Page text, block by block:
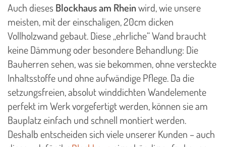
Auch dieses Blockhaus am Rheinwird, wie unsere
meisten, mit der einschaligen, 20cm dicken
Vollholzwand gebaut. Diese „ehrliche“ Wand braucht
keine Dämmung oder besondere Behandlung: Die
Bauherren sehen, was sie bekommen, ohne versteckte
Inhaltsstoffe und ohne aufwändige Pflege. Da die
setzungsfreien, absolut winddichten Wandelemente
perfekt im Werk vorgefertigt werden, können sie am
Bauplatz einfach und schnell montiert werden.
Deshalb entscheiden sich viele unserer Kunden – auch